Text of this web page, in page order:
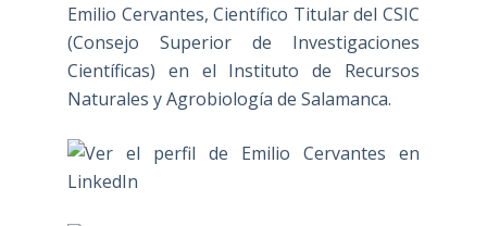
Emilio Cervantes, Científico Titular del CSIC
(Consejo Superior de Investigaciones
Científicas) en el Instituto de Recursos
Naturales y Agrobiología de Salamanca.